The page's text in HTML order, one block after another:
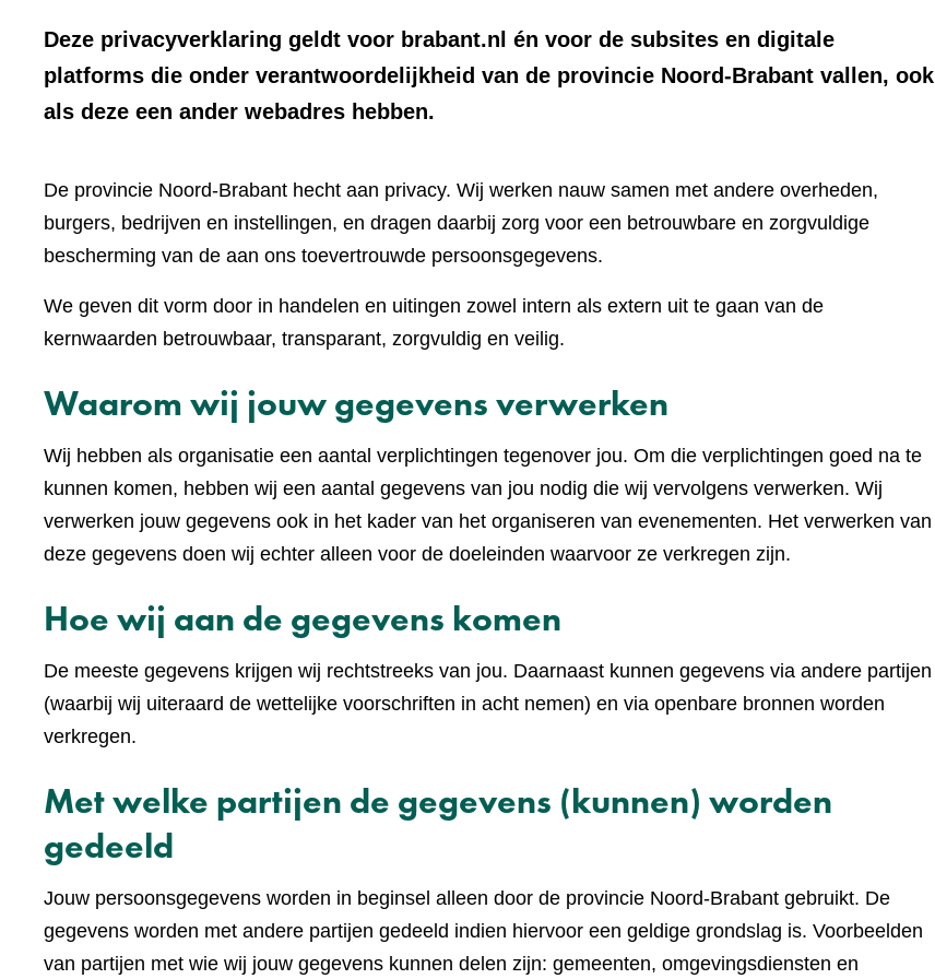
Deze privacyverklaring geldt voor brabant.nl én voor de subsites en digitale
platforms die onder verantwoordelijkheid van de provincie Noord-Brabant vallen, ook
als deze een ander webadres hebben.
De provincie Noord-Brabant hecht aan privacy. Wij werken nauw samen met andere overheden,
burgers, bedrijven en instellingen, en dragen daarbij zorg voor een betrouwbare en zorgvuldige
bescherming van de aan ons toevertrouwde persoonsgegevens.
We geven dit vorm door in handelen en uitingen zowel intern als extern uit te gaan van de
kernwaarden betrouwbaar, transparant, zorgvuldig en veilig.
Waarom wij jouw gegevens verwerken
Wij hebben als organisatie een aantal verplichtingen tegenover jou. Om die verplichtingen goed na te
kunnen komen, hebben wij een aantal gegevens van jou nodig die wij vervolgens verwerken. Wij
verwerken jouw gegevens ook in het kader van het organiseren van evenementen. Het verwerken van
deze gegevens doen wij echter alleen voor de doeleinden waarvoor ze verkregen zijn.
Hoe wij aan de gegevens komen
De meeste gegevens krijgen wij rechtstreeks van jou. Daarnaast kunnen gegevens via andere partijen
(waarbij wij uiteraard de wettelijke voorschriften in acht nemen) en via openbare bronnen worden
verkregen.
Met welke partijen de gegevens (kunnen) worden
gedeeld
Jouw persoonsgegevens worden in beginsel alleen door de provincie Noord-Brabant gebruikt. De
gegevens worden met andere partijen gedeeld indien hiervoor een geldige grondslag is. Voorbeelden
van partijen met wie wij jouw gegevens kunnen delen zijn: gemeenten, omgevingsdiensten en